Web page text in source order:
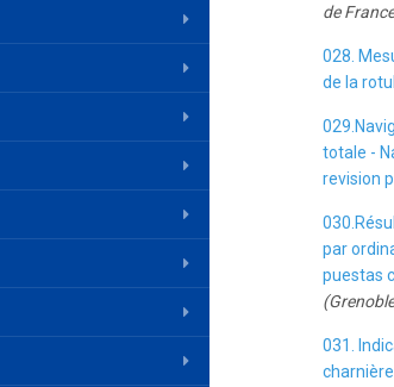
de
028.
de la
totale -
revision
par
puestas
031.